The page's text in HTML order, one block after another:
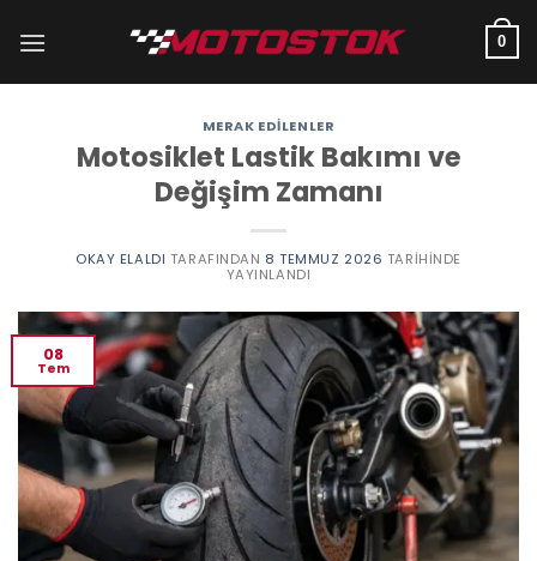
atla
0
MERAK EDILENLER
Motosiklet Lastik Bakımı ve
Değişim Zamanı
OKAY ELALDI TARAFINDAN 8 TEMMUZ 2026 TARIHINDE
YAYINLANDI
08
Tem